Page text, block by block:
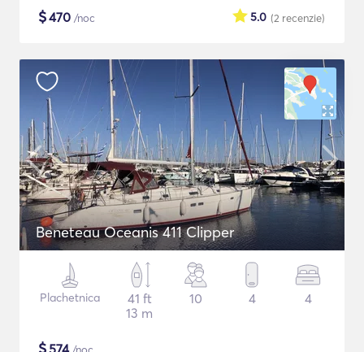
$470 /noc (2 recenzie)
5.0
Beneteau Oceanis 411 Clipper
Plachetnica
41 ft
13 m
10 4 4
574